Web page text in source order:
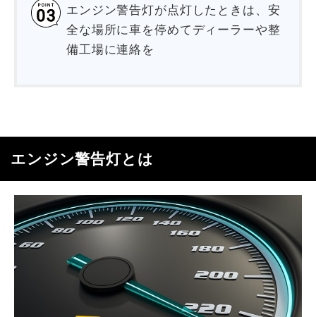
エンジン警告灯が点灯したときは、安
全な場所に車を停めてディーラーや整
備工場に連絡を
エンジン警告灯とは